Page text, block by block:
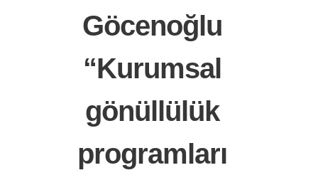
Göcenoğlu
“Kurumsal
gönüllülük
programları